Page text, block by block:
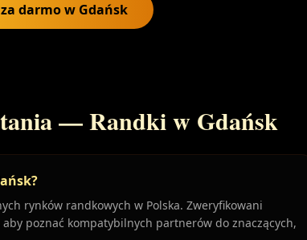
za darmo w Gdańsk
— Randki w Gdańsk
rynków randkowych w Polska. Zweryfikowani
poznać kompatybilnych partnerów do znaczących,